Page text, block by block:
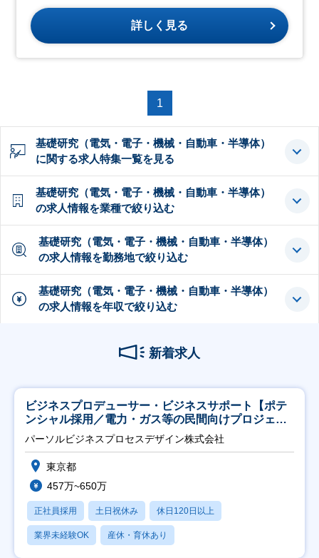
詳しく見る
1
基礎研究（電気・電子・機械・自動車・半導体）
に関する求人特集一覧を見る
基礎研究（電気・電子・機械・自動車・半導体）
の求人情報を業種で絞り込む
基礎研究（電気・電子・機械・自動車・半導体）
の求人情報を勤務地で絞り込む
基礎研究（電気・電子・機械・自動車・半導体）
の求人情報を年収で絞り込む
新着求人
ビジネスプロデューサー・ビジネスサポート【ポテ
ンシャル採用／電力・ガス等の民間向けプロジェク
ト推進】
パーソルビジネスプロセスデザイン株式会社
東京都
457万~650万
正社員採用 土日祝休み 休日120日以上
業界未経験OK 産休・育休あり